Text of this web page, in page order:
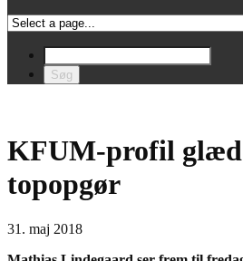
KFUM-profil
topopgør
31. maj 2018